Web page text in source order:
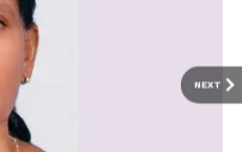
NEXT